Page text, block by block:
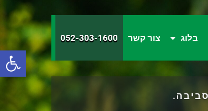
פתח
בלוג צור קשר 052-303-1600